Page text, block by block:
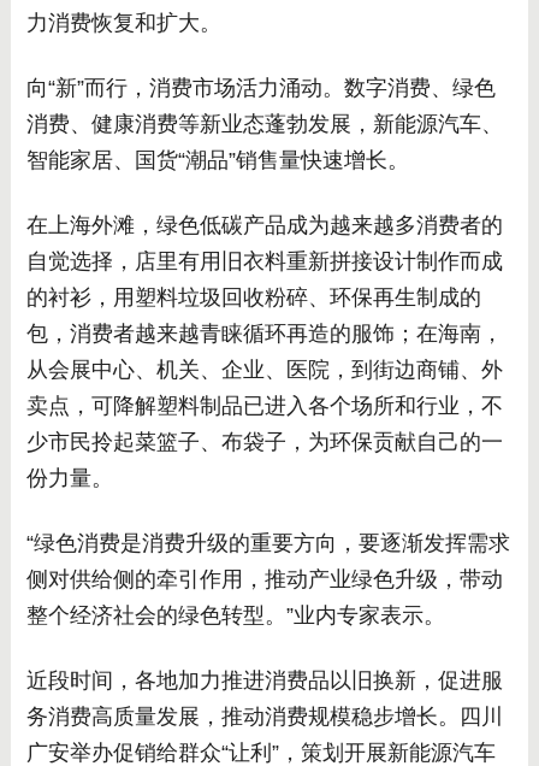
力消费恢复和扩大。
向“新”而行，消费市场活力涌动。数字消费、绿色
消费、健康消费等新业态蓬勃发展，新能源汽车、
智能家居、国货“潮品”销售量快速增长。
在上海外滩，绿色低碳产品成为越来越多消费者的
自觉选择，店里有用旧衣料重新拼接设计制作而成
的衬衫，用塑料垃圾回收粉碎、环保再生制成的
包，消费者越来越青睐循环再造的服饰；在海南，
从会展中心、机关、企业、医院，到街边商铺、外
卖点，可降解塑料制品已进入各个场所和行业，不
少市民拎起菜篮子、布袋子，为环保贡献自己的一
份力量。
“绿色消费是消费升级的重要方向，要逐渐发挥需求
侧对供给侧的牵引作用，推动产业绿色升级，带动
整个经济社会的绿色转型。”业内专家表示。
近段时间，各地加力推进消费品以旧换新，促进服
务消费高质量发展，推动消费规模稳步增长。四川
广安举办促销给群众“让利”，策划开展新能源汽车